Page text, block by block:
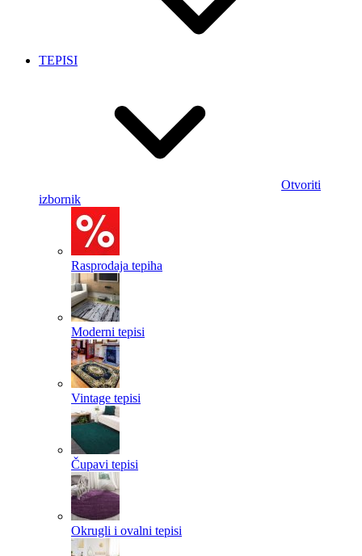
TEPISI
Otvoriti
izbornik
Rasprodaja tepiha
Moderni tepisi
Vintage tepisi
Čupavi tepisi
Okrugli i ovalni tepisi